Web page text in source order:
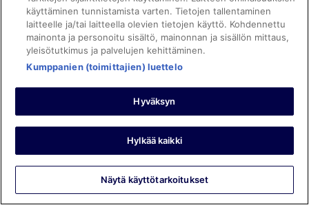
Tarkistettu arvostelu
10/10 Loistava
Jassira
7.5.2026
Hyvää: Siisteys, henkilökunta ja palvelu, palvelut/mukavuudet
ja majoituspaikan kunto ja tilat
Käännä Googlen avulla
I spend six nights at displays for my honeymoon.It was
nice.I would definitely go and back.
Yöpyi 6 yötä huhtikuussa 2026
käyttäminen tunnistamista varten. Tietojen tallentaminen
laitteelle ja/tai laitteella olevien tietojen käyttö. Kohdennettu
mainonta ja personoitu sisältö, mainonnan ja sisällön mittaus,
yleisötutkimus ja palvelujen kehittäminen.
Kumppanien (toimittajien) luettelo
Hyväksyn
Hylkää kaikki
Näytä käyttötarkoitukset